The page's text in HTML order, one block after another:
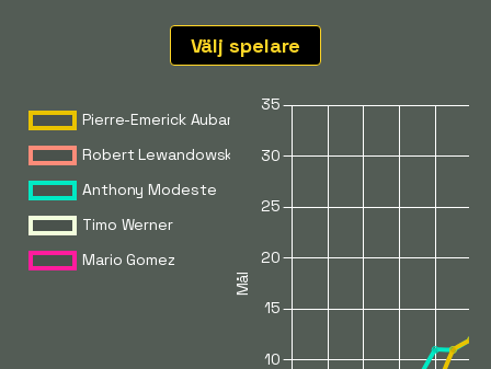
Välj spelare